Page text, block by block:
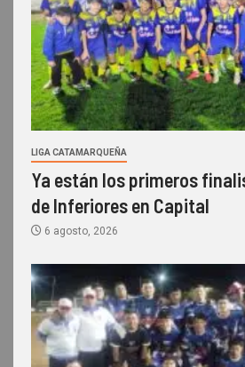
LIGA CATAMARQUEÑA
Ya están los primeros
de Inferiores en Capital
6 agosto, 2026